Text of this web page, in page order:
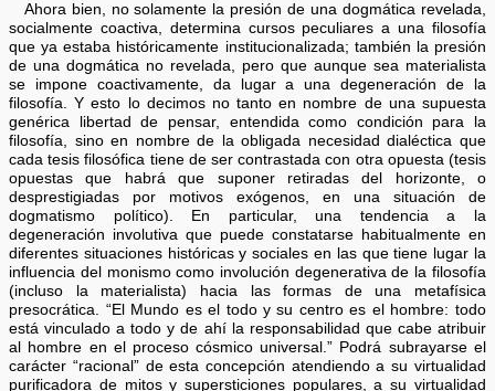
Ahora bien, no solamente la presión de una dogmática revelada,
socialmente coactiva, determina cursos peculiares a una filosofía
que ya estaba históricamente institucionalizada; también la presión
de una dogmática no revelada, pero que aunque sea materialista
se impone coactivamente, da lugar a una degeneración de la
filosofía. Y esto lo decimos no tanto en nombre de una supuesta
genérica libertad de pensar, entendida como condición para la
filosofía, sino en nombre de la obligada necesidad dialéctica que
cada tesis filosófica tiene de ser contrastada con otra opuesta (tesis
opuestas que habrá que suponer retiradas del horizonte, o
desprestigiadas por motivos exógenos, en una situación de
dogmatismo político). En particular, una tendencia a la
degeneración involutiva que puede constatarse habitualmente en
diferentes situaciones históricas y sociales en las que tiene lugar la
influencia del monismo como involución degenerativa de la filosofía
(incluso la materialista) hacia las formas de una metafísica
presocrática. “El Mundo es el todo y su centro es el hombre: todo
está vinculado a todo y de ahí la responsabilidad que cabe atribuir
al hombre en el proceso cósmico universal.” Podrá subrayarse el
carácter “racional” de esta concepción atendiendo a su virtualidad
purificadora de mitos y supersticiones populares, a su virtualidad